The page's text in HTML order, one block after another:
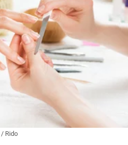
/ Rido